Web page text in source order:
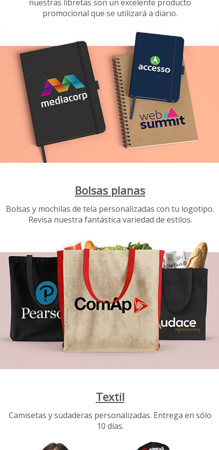
nuestras libretas son un excelente producto
promocional que se utilizará a diario.
Bolsas planas
Bolsas y mochilas de tela personalizadas con tu logotipo.
Revisa nuestra fantástica variedad de estilos.
Textil
Camisetas y sudaderas personalizadas. Entrega en sólo
10 días.